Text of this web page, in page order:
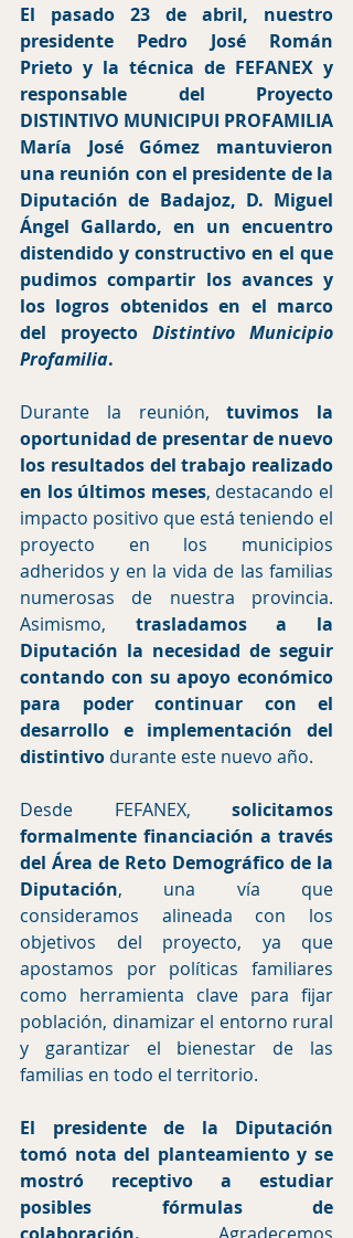
El pasado 23 de abril, nuestro
presidente Pedro José Román
Prieto y la técnica de FEFANEX y
responsable del Proyecto
DISTINTIVO MUNICIPUI PROFAMILIA
María José Gómez mantuvieron
una reunión con el presidente de la
Diputación de Badajoz, D. Miguel
Ángel Gallardo, en un encuentro
distendido y constructivo en el que
pudimos compartir los avances y
los logros obtenidos en el marco
del proyecto Distintivo Municipio
Profamilia.
Durante la reunión, tuvimos la
oportunidad de presentar de nuevo
los resultados del trabajo realizado
en los últimos meses, destacando el
impacto positivo que está teniendo el
proyecto en los municipios
adheridos y en la vida de las familias
numerosas de nuestra provincia.
Asimismo, trasladamos a la
Diputación la necesidad de seguir
contando con su apoyo económico
para poder continuar con el
desarrollo e implementación del
distintivo durante este nuevo año.
Desde FEFANEX, solicitamos
formalmente financiación a través
del Área de Reto Demográfico de la
Diputación, una vía que
consideramos alineada con los
objetivos del proyecto, ya que
apostamos por políticas familiares
como herramienta clave para fijar
población, dinamizar el entorno rural
y garantizar el bienestar de las
familias en todo el territorio.
El presidente de la Diputación
tomó nota del planteamiento y se
mostró receptivo a estudiar
posibles fórmulas de